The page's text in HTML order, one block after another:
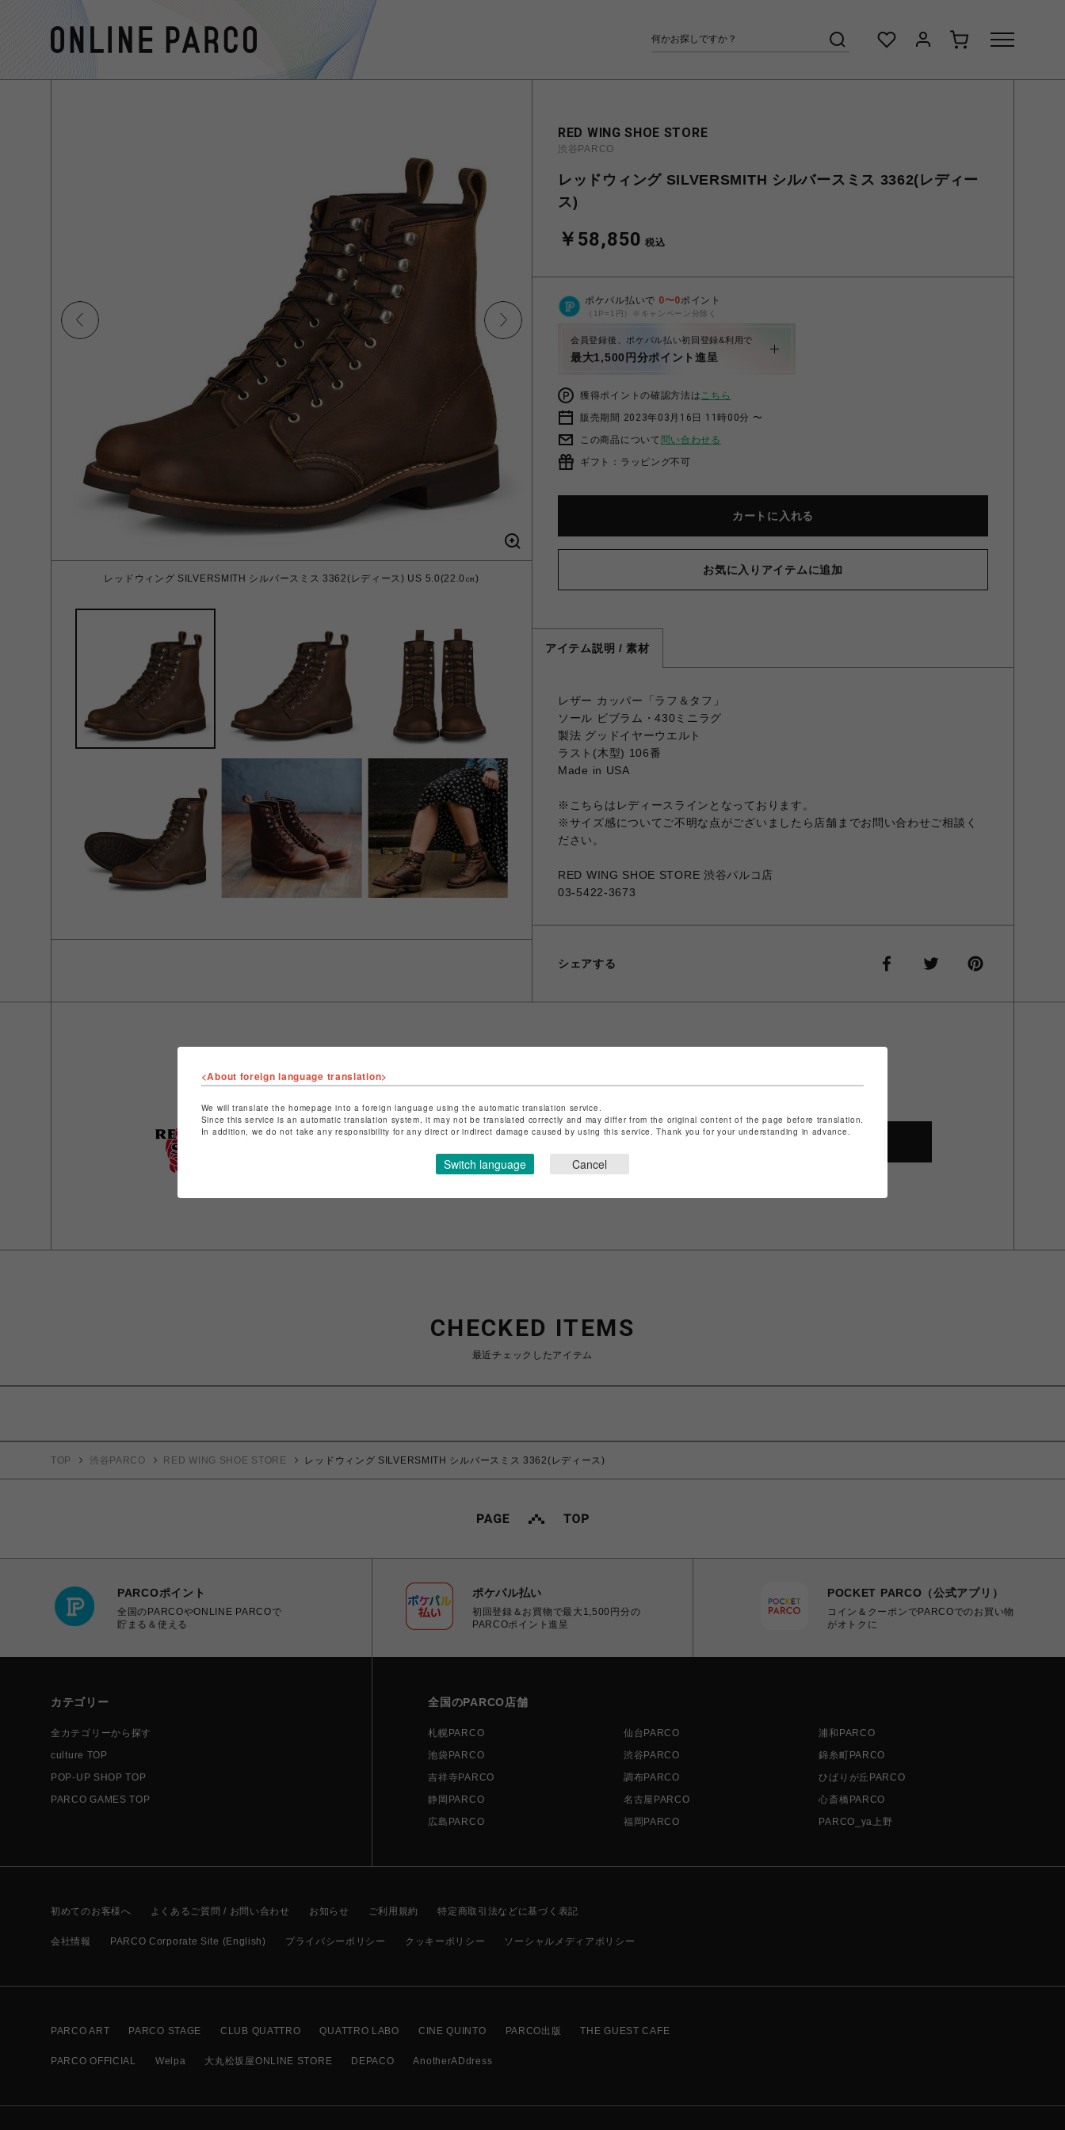
レッドウィング SILVERSMITH シルバースミス 3362(レディース) US 5.0(22.0㎝)
RED WING SHOE STORE
渋谷PARCO
レッドウィング SILVERSMITH シルバースミス 3362(レディー
ス)
￥58,850 税込
ポケパル払いで 0〜0ポイント
（1P=1円）※キャンペーン分除く
会員登録後、ポケパル払い初回登録&利用で
最大1,500円分ポイント進呈
獲得ポイントの確認方法はこちら
販売期間 2023年03月16日 11時00分 〜
この商品について 問い合わせる
ギフト：ラッピング不可
カートに入れる
お気に入りアイテムに追加
アイテム説明 / 素材
レザー カッパー「ラフ＆タフ」
ソール ビブラム・430ミニラグ
製法 グッドイヤーウエルト
ラスト(木型) 106番
Made in USA
※こちらはレディースラインとなっております。
※サイズ感についてご不明な点がございましたら店舗までお問い合わせご相談く
ださい。
RED WING SHOE STORE 渋谷パルコ店
03-5422-3673
シェアする
ショップ名
RED WING SHOE STORE
店舗名
渋谷PARCO
特定商取引法など法令に基づく表記は
こちら
CHECKED ITEMS
最近チェックしたアイテム
TOP 渋谷PARCO RED WING SHOE STORE レッドウィング SILVERSMITH シルバースミス 3362(レディース)
PARCOポイント
全国のPARCOやONLINE PARCOで
貯まる＆使える
ポケパル払い
初回登録＆お買物で最大1,500円分の
PARCOポイント進呈
POCKET PARCO（公式アプリ）
コイン＆クーポンでPARCOでのお買い物
がオトクに
カテゴリー
全カテゴリーから探す
culture TOP
POP-UP SHOP TOP
PARCO GAMES TOP
全国のPARCO店舗
札幌PARCO 仙台PARCO
浦和PARCO
池袋PARCO
渋谷PARCO
錦糸町PARCO
吉祥寺PARCO
調布PARCO
ひばりが丘PARCO
静岡PARCO
名古屋PARCO
心斎橋PARCO
広島PARCO
福岡PARCO PARCO_ya上野
初めてのお客様へ よくあるご質問 / お問い合わせ お知らせ ご利用規約 特定商取引法などに基づく表記
会社情報 PARCO Corporate Site (English) プライバシーポリシー クッキーポリシー ソーシャルメディアポリシー
PARCO ART PARCO STAGE CLUB QUATTRO QUATTRO LABO CINE QUINTO PARCO出版 THE GUEST CAFE
PARCO OFFICIAL Welpa 大丸松坂屋ONLINE STORE DEPACO AnotherADdress
<About foreign language translation>
We will translate the homepage into a foreign language using the automatic translation service.
Since this service is an automatic translation system, it may not be translated correctly and may differ from the original content of the page before translation.
In addition, we do not take any responsibility for any direct or indirect damage caused by using this service. Thank you for your understanding in advance.
Switch language Cancel